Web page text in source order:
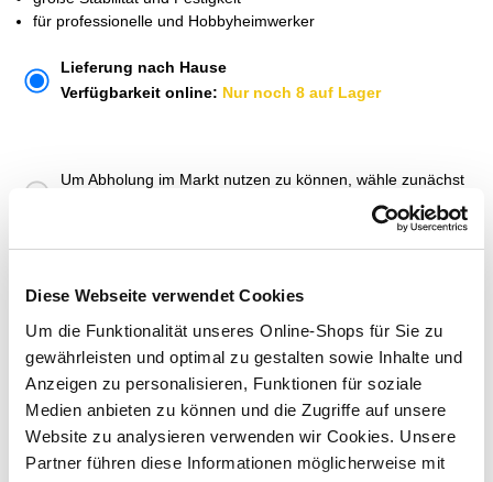
Diese Webseite verwendet Cookies
Um die Funktionalität unseres Online-Shops für Sie zu
gewährleisten und optimal zu gestalten sowie Inhalte und
Anzeigen zu personalisieren, Funktionen für soziale
Medien anbieten zu können und die Zugriffe auf unsere
Website zu analysieren verwenden wir Cookies. Unsere
Partner führen diese Informationen möglicherweise mit
für professionelle und Hobbyheimwerker
Lieferung nach Hause
Verfügbarkeit online: Nur noch 8 auf Lager
Um Abholung im Markt nutzen zu können, wähle zunächst
Jetzt prüfen und Markt auswählen
In den Warenkorb
Merken
ZUBEHÖR UND PASSENDE ARTIKEL: